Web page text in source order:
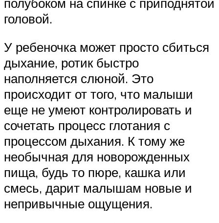
головой.
У ребеночка может просто сбиться
дыхание, ротик быстро
наполняется слюной. Это
происходит от того, что малыши
еще не умеют контролировать и
сочетать процесс глотания с
процессом дыхания. К тому же
необычная для новорожденных
пища, будь то пюре, кашка или
смесь, дарит малышам новые и
непривычные ощущения.